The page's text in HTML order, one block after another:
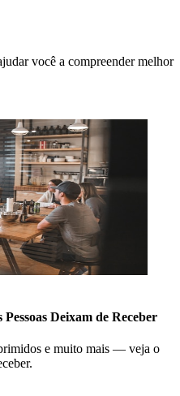
você a compreender melhor
Deixam de Receber
e muito mais — veja o